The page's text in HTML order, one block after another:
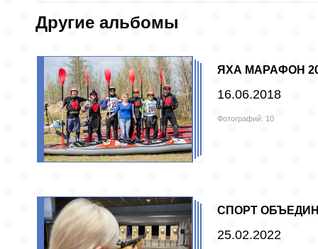
Другие альбомы
ЯХА МАРАФОН
16.06.2018
Фотографий: 10
СПОРТ
25.02.2022